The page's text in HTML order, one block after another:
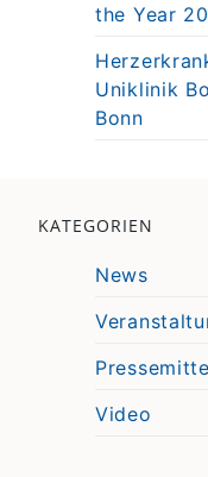
the Year
Uniklinik
Bonn
KATEGORIEN
News
Video